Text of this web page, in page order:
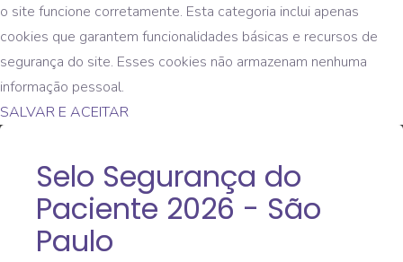
o site funcione corretamente. Esta categoria inclui apenas
cookies que garantem funcionalidades básicas e recursos de
segurança do site. Esses cookies não armazenam nenhuma
informação pessoal.
SALVAR E ACEITAR
Selo Segurança do
Paciente 2026 - São
Paulo